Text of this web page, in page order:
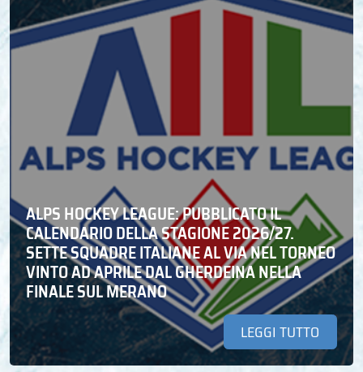
ALPS HOCKEY LEAGUE: PUBBLICATO IL
CALENDARIO DELLA STAGIONE 2026/27.
SETTE SQUADRE ITALIANE AL VIA NEL TORNEO
VINTO AD APRILE DAL GHERDEINA NELLA
FINALE SUL MERANO
LEGGI TUTTO